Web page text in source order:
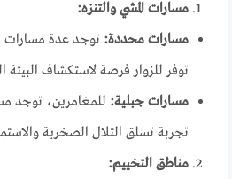
مسارات المشي والتنزه:
مسارات محددة: توجد عدة مسارات
توفر للزوار فرصة لاستكشاف البيئة
مسارات جبلية: للمغامرين، توجد
تجربة تسلق التلال الصخرية
مناطق التخييم: